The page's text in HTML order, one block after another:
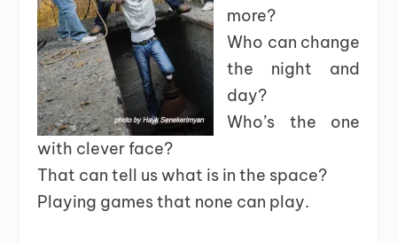
more?
Who can change
the night and
day?
Who’s the one
with clever face?
That can tell us what is in the space?
Playing games that none can play.